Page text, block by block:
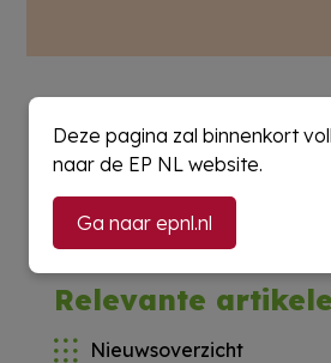
Deel dit
Relevante
Nieuwsoverzicht
Deze pagina zal binnenkort
naar de EP NL website.
Ga naar epnl.nl